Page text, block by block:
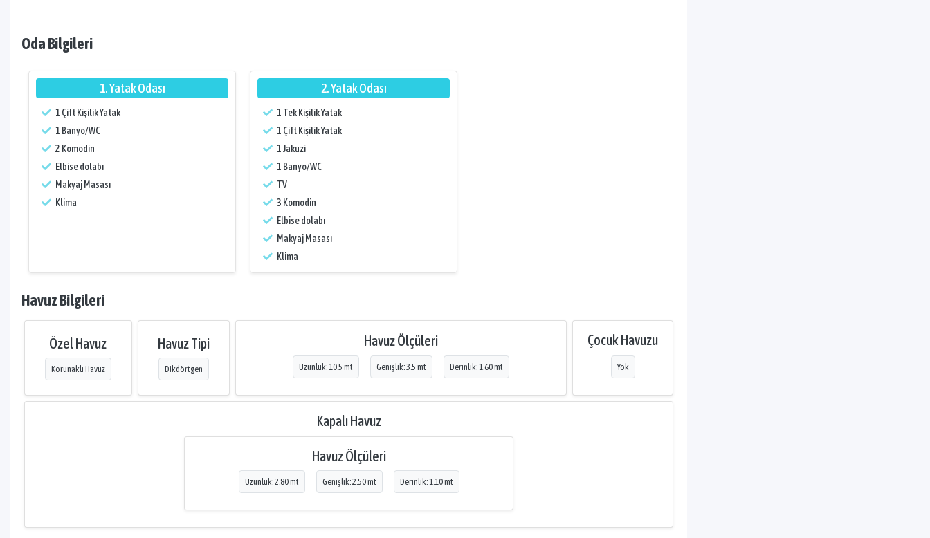
Oda Bilgileri
1. Yatak Odası
1 Çift Kişilik Yatak
1 Banyo/WC
2 Komodin
Elbise dolabı
Makyaj Masası
Klima
2. Yatak Odası
1 Tek Kişilik Yatak
1 Çift Kişilik Yatak
1 Jakuzi
1 Banyo/WC
TV
3 Komodin
Elbise dolabı
Makyaj Masası
Klima
Havuz Bilgileri
Özel Havuz
Korunaklı Havuz
Havuz Tipi
Dikdörtgen
Havuz Ölçüleri
Uzunluk: 10.5 mt Genişlik: 3.5 mt Derinlik: 1.60 mt
Çocuk Havuzu
Yok
Kapalı Havuz
Havuz Ölçüleri
Uzunluk: 2.80 mt Genişlik: 2.50 mt Derinlik: 1.10 mt